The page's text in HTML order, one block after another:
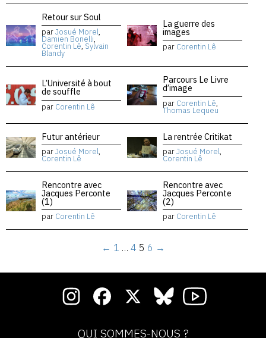
Retour sur Soul
parJosué Morel,
Damien Bonelli,
Corentin Lê, Sylvain
Blandy
La guerre des
images
par Corentin Lê
L’Université à bout
de souffle
par Corentin Lê
Parcours Le Livre
d’image
par Corentin Lê,
Thomas Lequeu
Futur antérieur
parJosué Morel,
Corentin Lê
La rentrée Critikat
parJosué Morel,
Corentin Lê
Rencontre avec
Jacques Perconte
(1)
par Corentin Lê
Rencontre avec
Jacques Perconte
(2)
par Corentin Lê
← 1 … 4 5 6 →
QUI SOMMES-NOUS ?